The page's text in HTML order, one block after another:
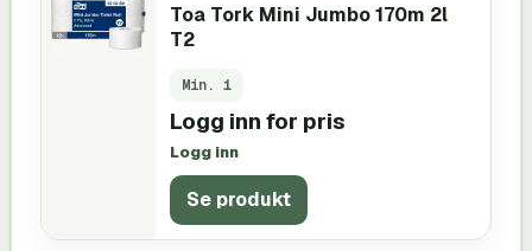
Toa Tork Mini Jumbo 170m 2l
T2
Min. 1
Logg inn for pris
Logg inn
Se produkt